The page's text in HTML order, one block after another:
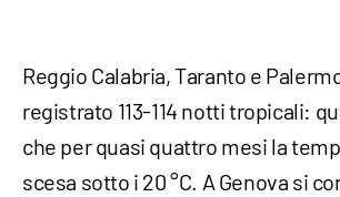
Reggio Calabria, Taranto e
registrato 113-114 notti tropicali:
che per quasi quattro mesi la
scesa sotto i 20 °C. A Genova si